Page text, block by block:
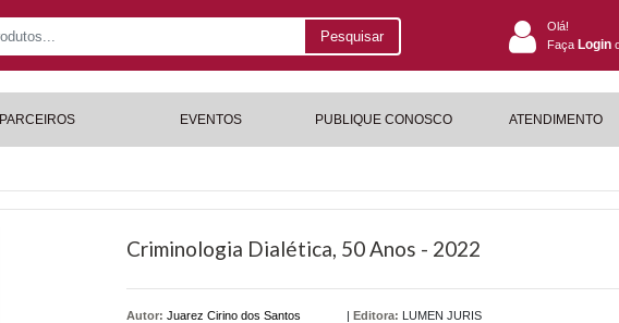
Pesquisar
Olá!
Faça Login
PARCEIROS EVENTOS PUBLIQUE CONOSCO ATENDIMENTO
Criminologia Dialética, 50 Anos - 2022
Autor: Juarez Cirino dos Santos | Editora: LUMEN JURIS